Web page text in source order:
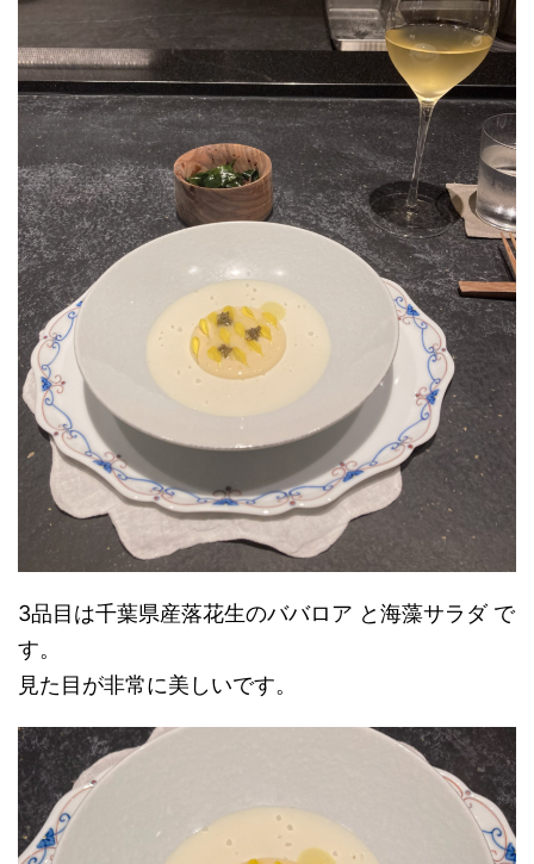
3品目は千葉県産落花生のババロア と海藻サラダ で
す。
見た目が非常に美しいです。